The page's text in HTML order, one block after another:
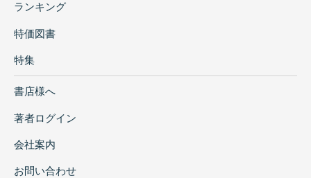
ランキング
特価図書
特集
書店様へ
著者ログイン
会社案内
お問い合わせ